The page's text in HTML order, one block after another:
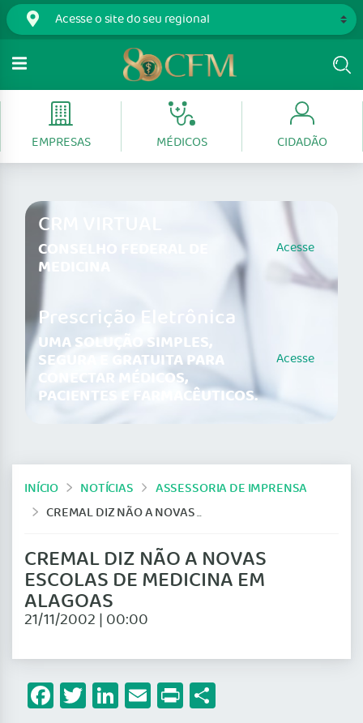
EMPRESAS MÉDICOS CIDADÃO
CRM VIRTUAL
CONSELHO FEDERAL DE
MEDICINA
Acesse
Prescrição Eletrônica
UMA SOLUÇÃO SIMPLES,
SEGURA E GRATUITA PARA
CONECTAR MÉDICOS,
PACIENTES E FARMACÊUTICOS.
Acesse
INÍCIO NOTÍCIAS
ASSESSORIA DE IMPRENSA
CREMAL DIZ NÃO A NOVAS ESCOLAS DE MEDICINA EM ALAGOAS
CREMAL DIZ NÃO A NOVAS
ESCOLAS DE MEDICINA EM
ALAGOAS
21/11/2002 | 00:00
Facebook
Twitter
LinkedIn
Email
Print